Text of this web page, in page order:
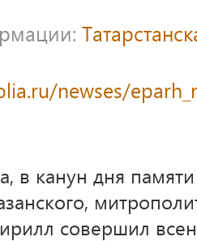
newses/
в канун дня памяти
совершил